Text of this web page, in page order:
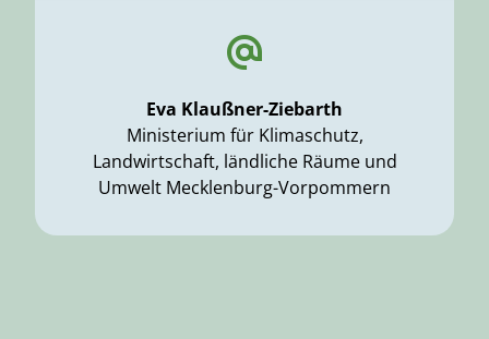
Eva Klaußner-Ziebarth
Ministerium für Klimaschutz,
Landwirtschaft, ländliche Räume und
Umwelt Mecklenburg-Vorpommern